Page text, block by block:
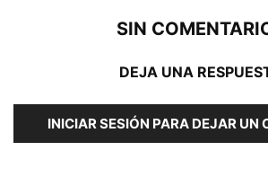
SIN
DEJA UNA
INICIAR SESIÓN PARA DEJAR UN